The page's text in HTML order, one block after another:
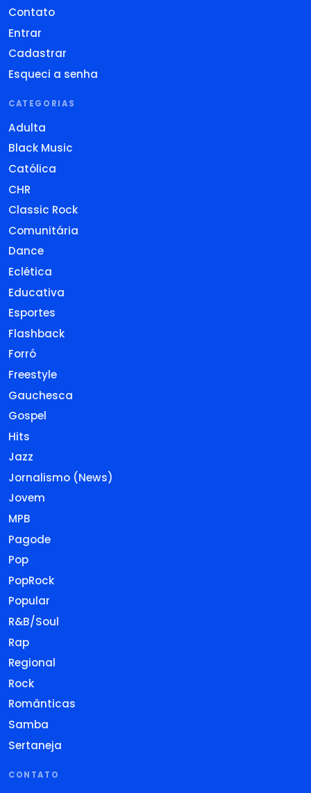
Contato
Entrar
Cadastrar
Esqueci a senha
CATEGORIAS
Adulta
Black Music
Católica
CHR
Classic Rock
Comunitária
Dance
Eclética
Educativa
Esportes
Flashback
Forró
Freestyle
Gauchesca
Gospel
Hits
Jazz
Jornalismo (News)
Jovem
MPB
Pagode
Pop
PopRock
Popular
R&B/Soul
Rap
Regional
Rock
Românticas
Samba
Sertaneja
CONTATO